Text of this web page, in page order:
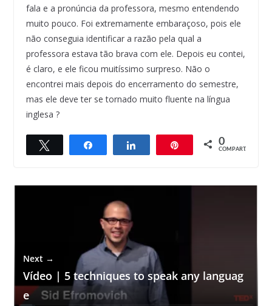
fala e a pronúncia da professora, mesmo entendendo
muito pouco. Foi extremamente embaraçoso, pois ele
não conseguia identificar a razão pela qual a
professora estava tão brava com ele. Depois eu contei,
é claro, e ele ficou muitíssimo surpreso. Não o
encontrei mais depois do encerramento do semestre,
mas ele deve ter se tornado muito fluente na língua
inglesa ?
Compartilhar Compartilhar 0
COMPART.
← Previous
Next →
Vídeo | 5 techniques to speak any languag
e